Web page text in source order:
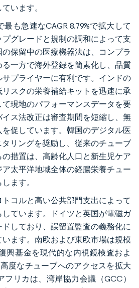
います。
も急速なCAGR 8.79%で拡大して
グレードと規制の調和によって支
保留中の医療機器法は、コンプラ
一方で海外登録を簡素化し、品質
プライヤーに有利です。インドの
リスクの栄養補給キットを迅速に承
現地のパフォーマンスデータを要
ス法改正は審査期間を短縮し、無
促しています。韓国のデジタル医
リングを奨励し、従来のチューブ
措置は、高齢化人口と新生児ケア
太平洋地域全体の経腸栄養チュー
ます。
コルと高い公共部門支出によって
ています。ドイツと英国が電磁ガ
しており、誤留置監査の義務化に
ます。南欧および東欧市場は規模
興基金を現代的な内視鏡検査およ
度なチューブへのアクセスを拡大
フリカは、湾岸協力会議（GCC）